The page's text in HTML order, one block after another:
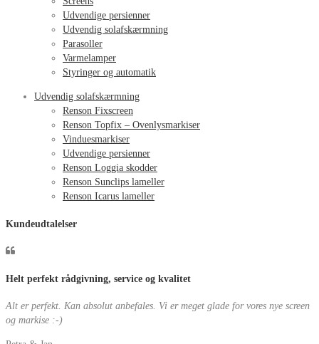
Udvendige persienner
Udvendig solafskærmning
Parasoller
Varmelamper
Styringer og automatik
Udvendig solafskærmning
Renson Fixscreen
Renson Topfix – Ovenlysmarkiser
Vinduesmarkiser
Udvendige persienner
Renson Loggia skodder
Renson Sunclips lameller
Renson Icarus lameller
Kundeudtalelser
Helt perfekt rådgivning, service og kvalitet
Alt er perfekt. Kan absolut anbefales. Vi er meget glade for vores nye screen
og markise :-)